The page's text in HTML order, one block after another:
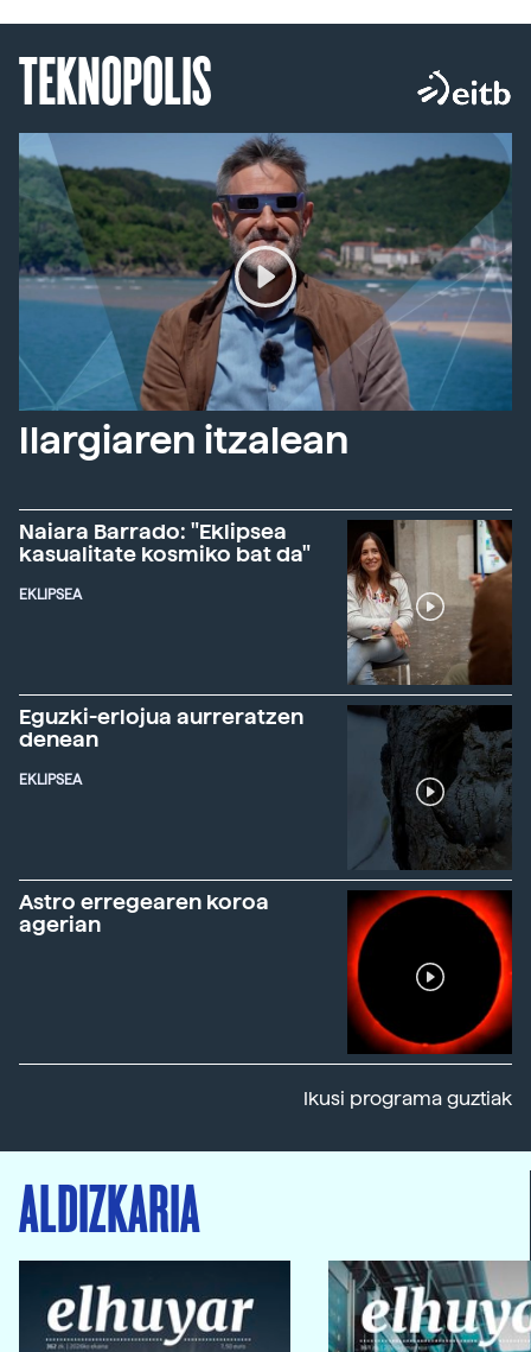
TEKNOPOLIS
Ilargiaren itzalean
Naiara Barrado: "Eklipsea
kasualitate kosmiko bat da"
EKLIPSEA
Eguzki-erlojua aurreratzen
denean
EKLIPSEA
Astro erregearen koroa
agerian
Ikusi programa guztiak
ALDIZKARIA